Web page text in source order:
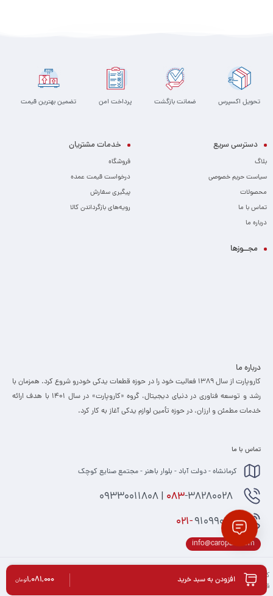
افزودن به سبد خرید 1,081,000تومان
تحویل اکسپرس ضمانت بازگشت پرداخت امن تضمین بهترین قیمت
دسترسی سریع
بلاگ
سیاست حریم خصوصی
محصولات
تماس با ما
درباره ما
خدمات مشتریان
فروشگاه
درخواست قیمت عمده
پیگیری سفارش
رویه‌های بازگرداندن کالا
مجــوزها
درباره ما
کاروپارت از سال ۱۳۸۹ فعالیت خود را در حوزه قطعات یدکی خودرو شروع کرد. همزمان با
رشد و توسعه فناوری در دنیای دیجیتال، گروه «کاروپارت» در سال ۱۴۰۱ با هدف ارائه
خدمات مطمئن و ارزان، ­در حوزه تأمین لوازم یدکی آغاز به کار کرد.
تماس با ما
کرمانشاه - دولت آباد - بلوار باهنر - مجتمع صنایع کوچک
-38280028 | 09330011808
021-91099074
info@caropart.com
کلیه حقوق مادی و معنوی برای کاروپارت محفوظ می باشد و هرگونه کپی برداری شامل پیگرد
قانونی می باشد.